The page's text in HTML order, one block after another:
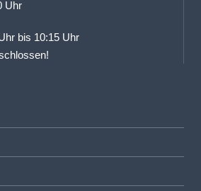
bis 10:15 Uhr